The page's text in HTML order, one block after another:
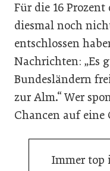
Für die 16
diesmal noch
entschlossen
Nachrichten: „Es
Bundesländern
zur Alm.“ Wer
Chancen auf eine
Immer top